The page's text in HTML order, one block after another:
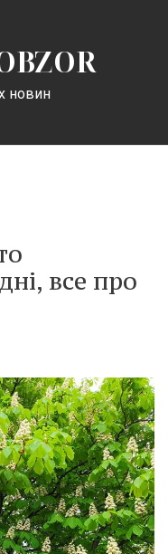
новин
все про